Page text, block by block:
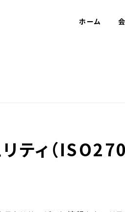
ホーム
ティ（